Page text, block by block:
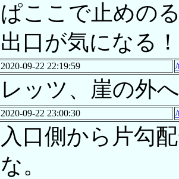
ぱここで止めの
出口が気になる！
2020-09-22 22:19:59
レッツ、崖の外
2020-09-22 23:00:30
入口側から片勾
な。